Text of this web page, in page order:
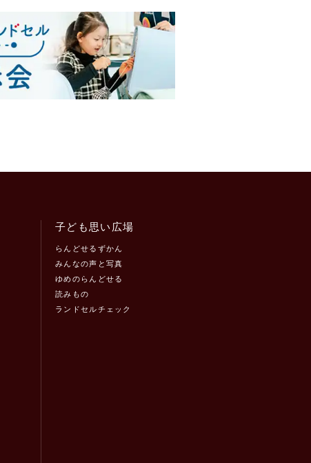
子ども思い広場
らんどせるずかん
みんなの声と写真
ゆめのらんどせる
読みもの
ランドセルチェック